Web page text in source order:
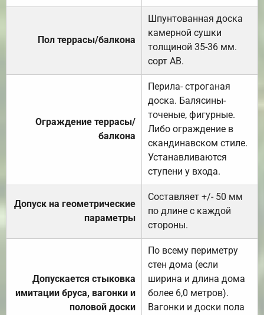
Пол террасы/балкона
Шпунтованная доска
камерной сушки
толщиной 35-36 мм.
сорт АВ.
Ограждение террасы/
балкона
Перила- строганая
доска. Балясины-
точеные, фигурные.
Либо ограждение в
скандинавском стиле.
Устанавливаются
ступени у входа.
Допуск на геометрические
параметры
Составляет +/- 50 мм
по длине с каждой
стороны.
Допускается стыковка
имитации бруса, вагонки и
половой доски
По всему периметру
стен дома (если
ширина и длина дома
более 6,0 метров).
Вагонки и доски пола